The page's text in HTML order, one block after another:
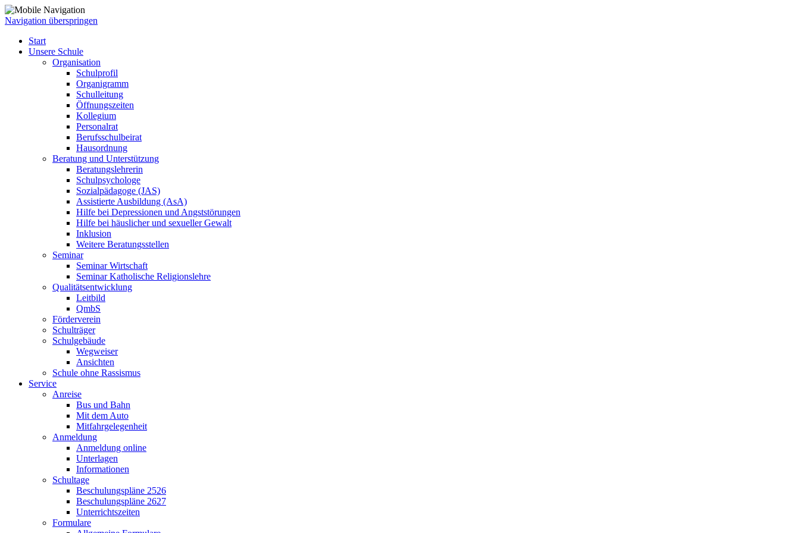
Navigation überspringen
Start
Unsere Schule
Organisation
Schulprofil
Organigramm
Schulleitung
Öffnungszeiten
Kollegium
Personalrat
Berufsschulbeirat
Hausordnung
Beratung und Unterstützung
Beratungslehrerin
Schulpsychologe
Sozialpädagoge (JAS)
Assistierte Ausbildung (AsA)
Hilfe bei Depressionen und Angststörungen
Hilfe bei häuslicher und sexueller Gewalt
Inklusion
Weitere Beratungsstellen
Seminar
Seminar Wirtschaft
Seminar Katholische Religionslehre
Qualitätsentwicklung
Leitbild
QmbS
Förderverein
Schulträger
Schulgebäude
Wegweiser
Ansichten
Schule ohne Rassismus
Service
Anreise
Bus und Bahn
Mit dem Auto
Mitfahrgelegenheit
Anmeldung
Anmeldung online
Unterlagen
Informationen
Schultage
Beschulungspläne 2526
Beschulungspläne 2627
Unterrichtszeiten
Formulare